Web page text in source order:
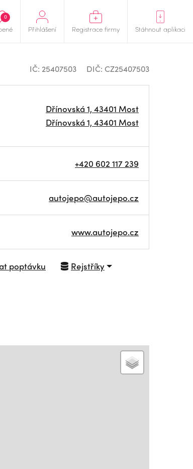
0
Přihlášení Registrace firmy Stáhnout aplikaci
IČ: 25407503 DIČ: CZ25407503
Dřínovská 1, 43401 Most
Dřínovská 1, 43401 Most
+420 602 117 239
autojepo@autojepo.cz
www.autojepo.cz
poptávku Rejstříky